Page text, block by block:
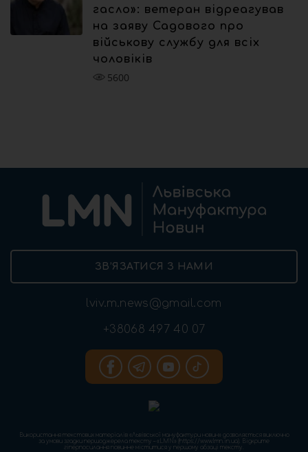
гасло»: ветеран відреагував
на заяву Садового про
військову службу для всіх
чоловіків
5600
ЗВ’ЯЗАТИСЯ З НАМИ
lviv.m.news@gmail.com
+38068 497 40 07
Використання текстових матеріалів «Львівської мануфактури новин» дозволяється виключно
за умови згадки першоджерела тексту – «LMN» (https://www.lmn.in.ua). Відкрите
гіперпосилання повинне міститися у першому абзаці тексту.